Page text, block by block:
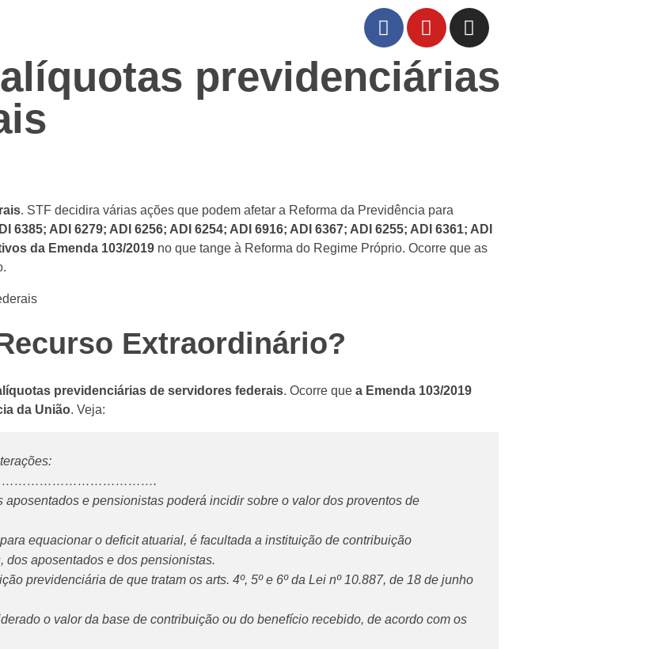
previdenciárias
. STF decidira várias ações que podem afetar a Reforma da Previdência para
6385; ADI 6279; ADI 6256; ADI 6254; ADI 6916; ADI 6367; ADI 6255; ADI 6361; ADI
da Emenda 103/2019 no que tange à Reforma do Regime Próprio. Ocorre que as
Extraordinário?
previdenciárias de servidores federais. Ocorre que a Emenda 103/2019
da União. Veja:
e pensionistas poderá incidir sobre o valor dos proventos de
equacionar o deficit atuarial, é facultada a instituição de contribuição
dos aposentados e dos pensionistas.
previdenciária de que tratam os arts. 4º, 5º e 6º da Lei nº 10.887, de 18 de junho
o valor da base de contribuição ou do benefício recebido, de acordo com os